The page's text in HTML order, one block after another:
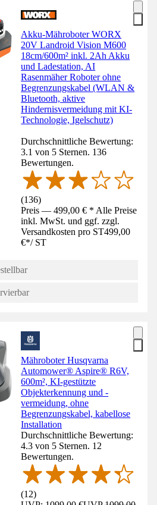
Akku-Mähroboter WORX
20V Landroid Vision M600
18cm/600m² inkl. 2Ah Akku
und Ladestation, AI
Rasenmäher Roboter ohne
Begrenzungskabel (WLAN &
Bluetooth, aktive
Hindernisvermeidung mit KI-
Technologie, Igelschutz)
Durchschnittliche Bewertung:
3.1 von 5 Sternen. 136
Bewertungen.
(136)
Preis — 499,00 € * Alle Preise
inkl. MwSt. und ggf. zzgl.
Versandkosten pro ST499,00
€*/ ST
Mähroboter Husqvarna
Automower® Aspire® R6V,
600m², KI-gestützte
Objekterkennung und -
vermeidung, ohne
Begrenzungskabel, kabellose
Installation
Durchschnittliche Bewertung:
4.3 von 5 Sternen. 12
Bewertungen.
(12)